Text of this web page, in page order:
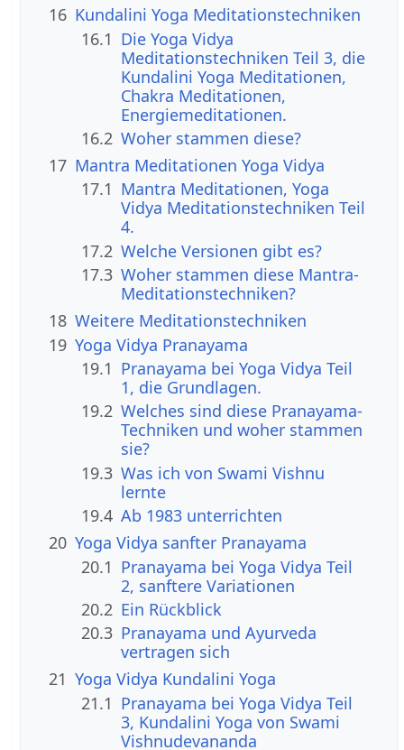
16 Kundalini Yoga Meditationstechniken
16.1 Die Yoga Vidya
Meditationstechniken Teil 3, die
Kundalini Yoga Meditationen,
Chakra Meditationen,
Energiemeditationen.
16.2 Woher stammen diese?
17 Mantra Meditationen Yoga Vidya
17.1 Mantra Meditationen, Yoga
Vidya Meditationstechniken Teil
4.
17.2 Welche Versionen gibt es?
17.3 Woher stammen diese Mantra-
Meditationstechniken?
18 Weitere Meditationstechniken
19 Yoga Vidya Pranayama
19.1 Pranayama bei Yoga Vidya Teil
1, die Grundlagen.
19.2 Welches sind diese Pranayama-
Techniken und woher stammen
sie?
19.3 Was ich von Swami Vishnu
lernte
19.4 Ab 1983 unterrichten
20 Yoga Vidya sanfter Pranayama
20.1 Pranayama bei Yoga Vidya Teil
2, sanftere Variationen
20.2 Ein Rückblick
20.3 Pranayama und Ayurveda
vertragen sich
21 Yoga Vidya Kundalini Yoga
21.1 Pranayama bei Yoga Vidya Teil
3, Kundalini Yoga von Swami
Vishnudevananda